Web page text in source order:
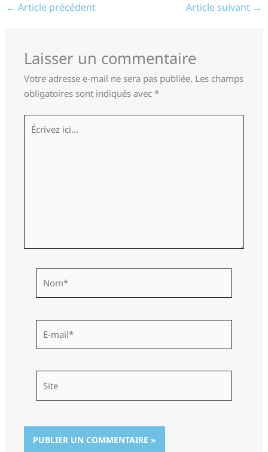
← Article précédent Article suivant →
Laisser un commentaire
Votre adresse e-mail ne sera pas publiée. Les champs
obligatoires sont indiqués avec*
Écrivez
ici…
mail*